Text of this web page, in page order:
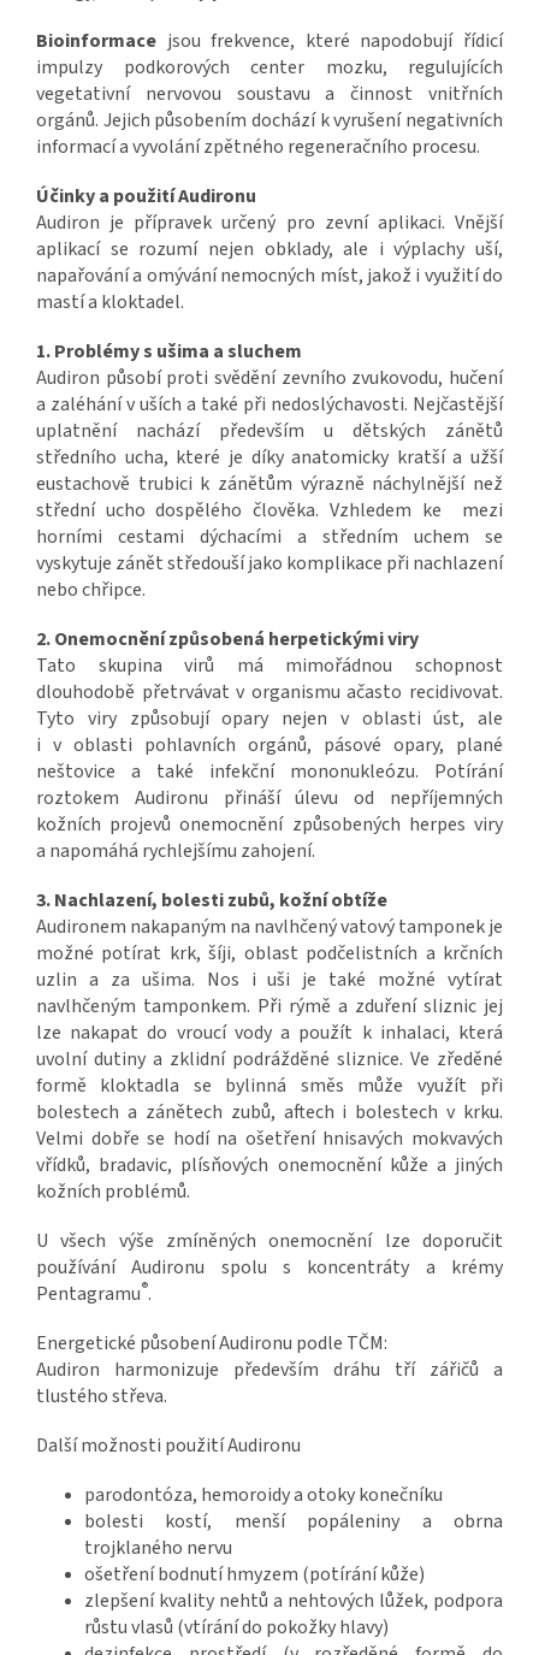
Bioinformace jsou frekvence, které napodobují řídicí
impulzy podkorových center mozku, regulujících
vegetativní nervovou soustavu a činnost vnitřních
orgánů. Jejich působením dochází k vyrušení negativních
informací a vyvolání zpětného regeneračního procesu.
Účinky a použití Audironu
Audiron je přípravek určený pro zevní aplikaci. Vnější
aplikací se rozumí nejen obklady, ale i výplachy uší,
napařování a omývání nemocných míst, jakož i využití do
mastí a kloktadel.
1. Problémy s ušima a sluchem
Audiron působí proti svědění zevního zvukovodu, hučení
a zaléhání v uších a také při nedoslýchavosti. Nejčastější
uplatnění nachází především u dětských zánětů
středního ucha, které je díky anatomicky kratší a užší
eustachově trubici k zánětům výrazně náchylnější než
střední ucho dospělého člověka. Vzhledem ke mezi
horními cestami dýchacími a středním uchem se
vyskytuje zánět středouší jako komplikace při nachlazení
nebo chřipce.
2. Onemocnění způsobená herpetickými viry
Tato skupina virů má mimořádnou schopnost
dlouhodobě přetrvávat v organismu ačasto recidivovat.
Tyto viry způsobují opary nejen v oblasti úst, ale
i v oblasti pohlavních orgánů, pásové opary, plané
neštovice a také infekční mononukleózu. Potírání
roztokem Audironu přináší úlevu od nepříjemných
kožních projevů onemocnění způsobených herpes viry
a napomáhá rychlejšímu zahojení.
3. Nachlazení, bolesti zubů, kožní obtíže
Audironem nakapaným na navlhčený vatový tamponek je
možné potírat krk, šíji, oblast podčelistních a krčních
uzlin a za ušima. Nos i uši je také možné vytírat
navlhčeným tamponkem. Při rýmě a zduření sliznic jej
lze nakapat do vroucí vody a použít k inhalaci, která
uvolní dutiny a zklidní podrážděné sliznice. Ve zředěné
formě kloktadla se bylinná směs může využít při
bolestech a zánětech zubů, aftech i bolestech v krku.
Velmi dobře se hodí na ošetření hnisavých mokvavých
vřídků, bradavic, plísňových onemocnění kůže a jiných
kožních problémů.
U všech výše zmíněných onemocnění lze doporučit
používání Audironu spolu s koncentráty a krémy
Pentagramu®.
Energetické působení Audironu podle TČM:
Audiron harmonizuje především dráhu tří zářičů a
tlustého střeva.
Další možnosti použití Audironu
parodontóza, hemoroidy a otoky konečníku
bolesti kostí, menší popáleniny a obrna
trojklaného nervu
ošetření bodnutí hmyzem (potírání kůže)
zlepšení kvality nehtů a nehtových lůžek, podpora
růstu vlasů (vtírání do pokožky hlavy)